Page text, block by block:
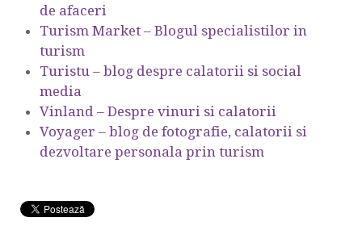
de afaceri
Turism Market – Blogul specialistilor in
turism
Turistu – blog despre calatorii si social
media
Vinland – Despre vinuri si calatorii
Voyager – blog de fotografie, calatorii si
dezvoltare personala prin turism